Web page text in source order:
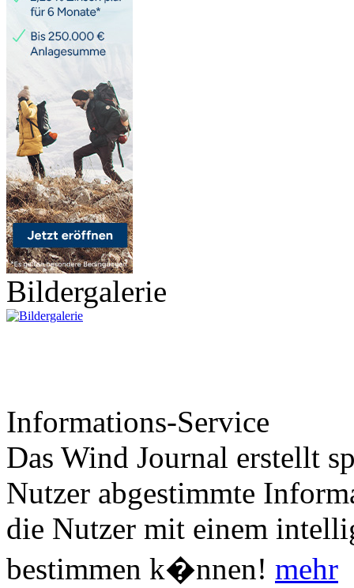
Bildergalerie
Informations-Service
Das Wind Journal erstellt
Nutzer abgestimmte
die Nutzer mit einem
bestimmen k�nnen! mehr